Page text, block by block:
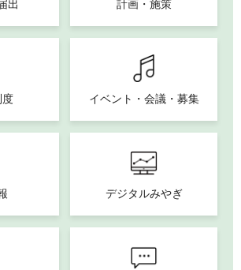
出 計画・施策
度 イベント・会議・募集
デジタルみやぎ